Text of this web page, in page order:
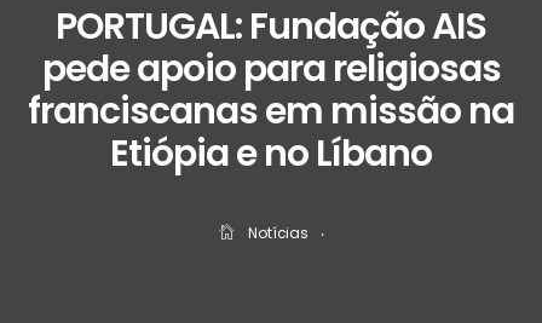
PORTUGAL: Fundação AIS
pede apoio para religiosas
franciscanas em missão na
Etiópia e no Líbano
Notícias ‧